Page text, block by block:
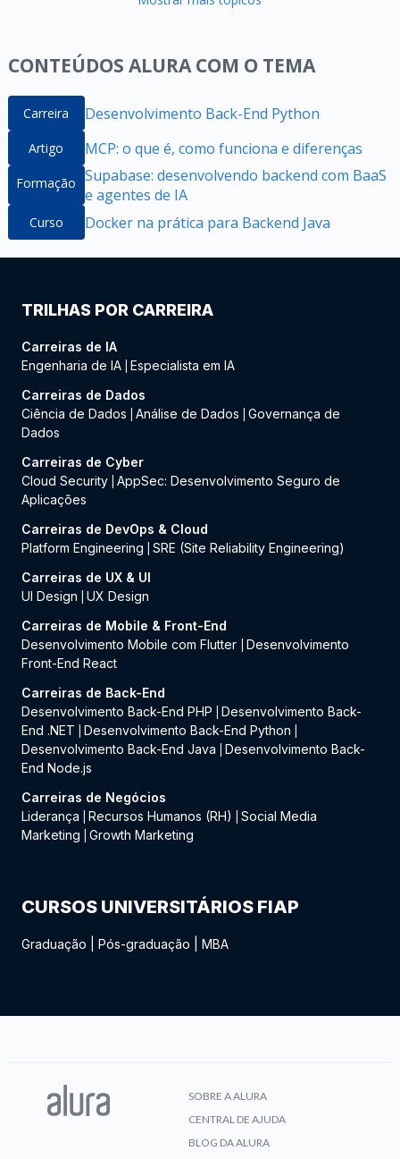
CONTEÚDOS ALURA COM O TEMA
Carreira Desenvolvimento Back-End Python
Artigo MCP: o que é, como funciona e diferenças
Formação Supabase: desenvolvendo backend com BaaS
e agentes de IA
Curso Docker na prática para Backend Java
TRILHAS POR CARREIRA
Carreiras de IA
Engenharia de IA Especialista em IA
Carreiras de Dados
Ciência de Dados
Análise de Dados
Governança de
Dados
Carreiras de Cyber
Cloud Security AppSec: Desenvolvimento Seguro de
Aplicações
Carreiras de DevOps & Cloud
Platform Engineering
SRE (Site Reliability Engineering)
Carreiras de UX & UI
UI Design
UX Design
Carreiras de Mobile & Front-End
Desenvolvimento Mobile com Flutter
Desenvolvimento
Front-End React
Carreiras de Back-End
Desenvolvimento Back-End PHP
Desenvolvimento Back-
End .NET
Desenvolvimento Back-End Python
Desenvolvimento Back-End Java
Desenvolvimento Back-
End Node.js
Carreiras de Negócios
Liderança
Recursos Humanos (RH)
Social Media
Marketing
Growth Marketing
CURSOS UNIVERSITÁRIOS FIAP
Graduação Pós-graduação MBA
SOBRE A ALURA
CENTRAL DE AJUDA
BLOG DA ALURA